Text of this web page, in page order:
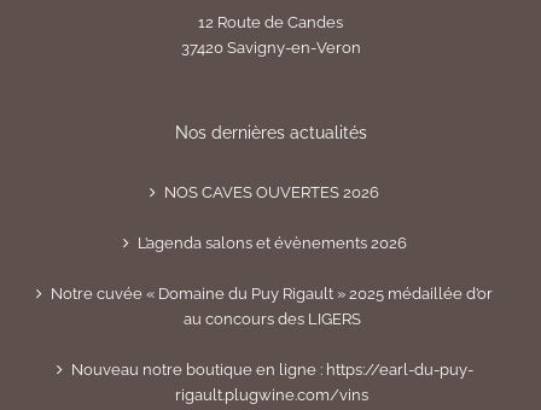
12 Route de Candes
37420 Savigny-en-Veron
Nos dernières actualités
NOS CAVES OUVERTES 2026
L’agenda salons et évènements 2026
Notre cuvée « Domaine du Puy Rigault » 2025 médaillée d’or
au concours des LIGERS
Nouveau notre boutique en ligne : https://earl-du-puy-
rigault.plugwine.com/vins